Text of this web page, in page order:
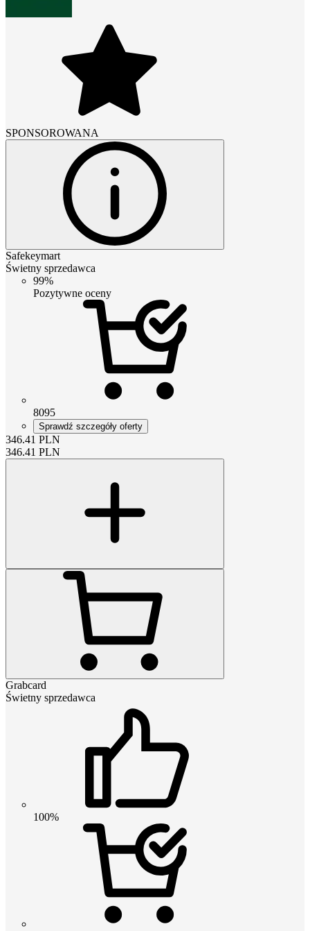
SPONSOROWANA
Safekeymart
Świetny sprzedawca
99%
Pozytywne oceny
8095
Sprawdź szczegóły oferty
346.41 PLN
346.41 PLN
Grabcard
Świetny sprzedawca
100%